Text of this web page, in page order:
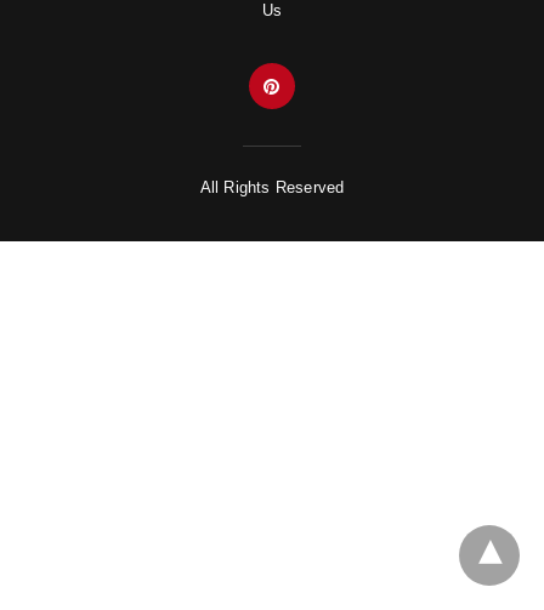
Us
All Rights Reserved